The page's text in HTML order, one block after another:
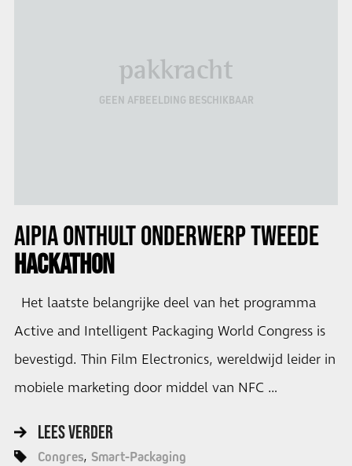
pakkracht
GEEN AFBEELDING BESCHIKBAAR
AIPIAONTHULT ONDERWERP TWEEDE
HACKATHON
Het laatste belangrijke deel van het programma
Active and Intelligent Packaging World Congress is
bevestigd. Thin Film Electronics, wereldwijd leider in
mobiele marketing door middel van NFC …
LEES VERDER
Congres Smart-Packaging